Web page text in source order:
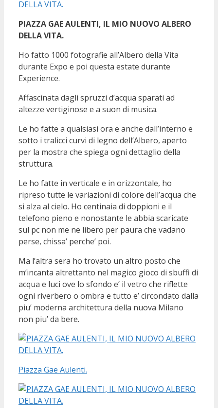
PIAZZA GAE AULENTI, IL MIO NUOVO ALBERO
DELLA VITA.
Ho fatto 1000 fotografie all’Albero della Vita
durante Expo e poi questa estate durante
Experience.
Affascinata dagli spruzzi d’acqua sparati ad
altezze vertiginose e a suon di musica.
Le ho fatte a qualsiasi ora e anche dall’interno e
sotto i tralicci curvi di legno dell’Albero, aperto
per la mostra che spiega ogni dettaglio della
struttura.
Le ho fatte in verticale e in orizzontale, ho
ripreso tutte le variazioni di colore dell’acqua che
si alza al cielo. Ho centinaia di doppioni e il
telefono pieno e nonostante le abbia scaricate
sul pc non me ne libero per paura che vadano
perse, chissa’ perche’ poi.
Ma l’altra sera ho trovato un altro posto che
m’incanta altrettanto nel magico gioco di sbuffi di
acqua e luci ove lo sfondo e’ il vetro che riflette
ogni riverbero o ombra e tutto e’ circondato dalla
piu’ moderna architettura della nuova Milano
non piu’ da bere.
Piazza Gae Aulenti.